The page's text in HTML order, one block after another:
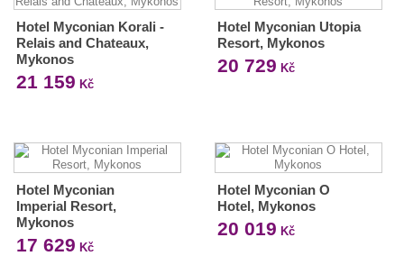
Hotel Myconian Korali -
Relais and Chateaux,
Mykonos
21 159 Kč
Hotel Myconian Utopia
Resort, Mykonos
20 729 Kč
Hotel Myconian
Imperial Resort,
Mykonos
17 629 Kč
Hotel Myconian O
Hotel, Mykonos
20 019 Kč